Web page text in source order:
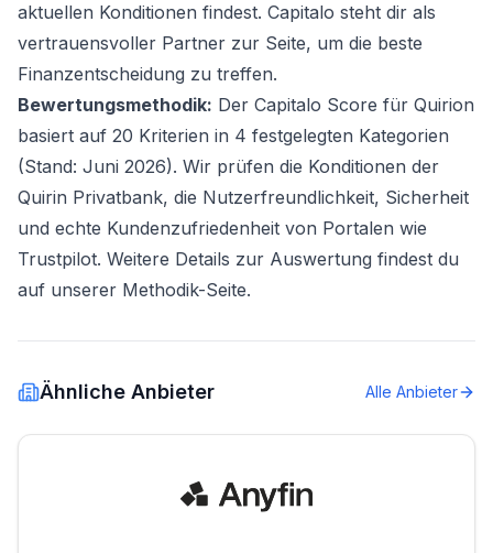
aktuellen Konditionen findest. Capitalo steht dir als
vertrauensvoller Partner zur Seite, um die beste
Finanzentscheidung zu treffen.
Bewertungsmethodik: Der Capitalo Score für Quirion
basiert auf 20 Kriterien in 4 festgelegten Kategorien
(Stand: Juni 2026). Wir prüfen die Konditionen der
Quirin Privatbank, die Nutzerfreundlichkeit, Sicherheit
und echte Kundenzufriedenheit von Portalen wie
Trustpilot. Weitere Details zur Auswertung findest du
auf unserer Methodik-Seite.
Ähnliche Anbieter Alle Anbieter